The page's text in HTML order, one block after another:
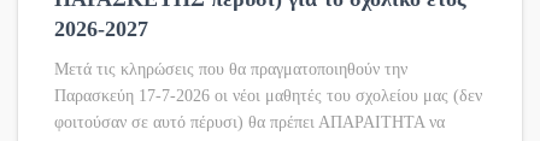
2026-2027
Μετά τις κληρώσεις που θα πραγματοποιηθούν την
Παρασκεύη 17-7-2026 οι νέοι μαθητές του σχολείου μας (δεν
φοιτούσαν σε αυτό πέρυσι) θα πρέπει ΑΠΑΡΑΙΤΗΤΑ να